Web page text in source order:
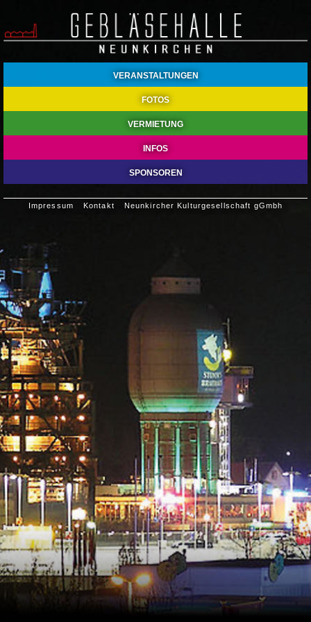
VERANSTALTUNGEN
FOTOS
VERMIETUNG
INFOS
SPONSOREN
Impressum Kontakt Neunkircher Kulturgesellschaft gGmbh